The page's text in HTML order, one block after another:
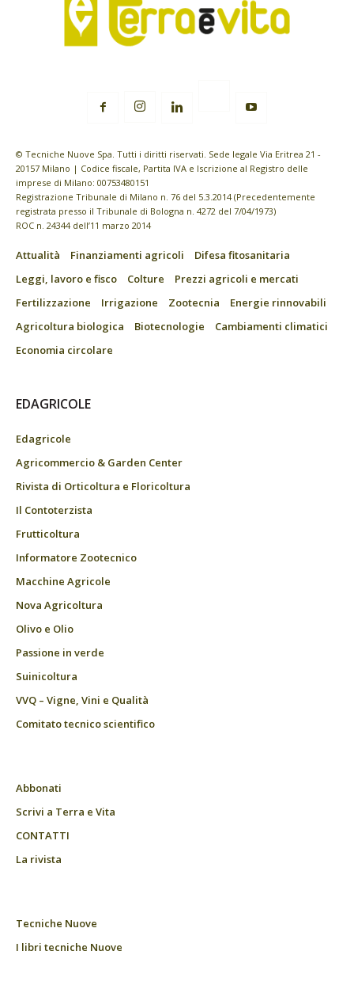
© Tecniche Nuove Spa. Tutti i diritti riservati. Sede legale Via Eritrea 21 -
20157 Milano | Codice fiscale, Partita IVA e Iscrizione al Registro delle
imprese di Milano: 00753480151
Registrazione Tribunale di Milano n. 76 del 5.3.2014 (Precedentemente
registrata presso il Tribunale di Bologna n. 4272 del 7/04/1973)
ROC n. 24344 dell’11 marzo 2014
Attualità Finanziamenti agricoli
Difesa fitosanitaria
Leggi, lavoro e fisco
Colture
Prezzi agricoli e mercati
Fertilizzazione
Irrigazione Zootecnia
Energie rinnovabili
Agricoltura biologica
Biotecnologie
Cambiamenti climatici
Economia circolare
EDAGRICOLE
Edagricole
Agricommercio & Garden Center
Rivista di Orticoltura e Floricoltura
Il Contoterzista
Frutticoltura
Informatore Zootecnico
Macchine Agricole
Nova Agricoltura
Olivo e Olio
Passione in verde
Suinicoltura
VVQ – Vigne, Vini e Qualità
Comitato tecnico scientifico
Abbonati
Scrivi a Terra e Vita
CONTATTI
La rivista
Tecniche Nuove
I libri tecniche Nuove